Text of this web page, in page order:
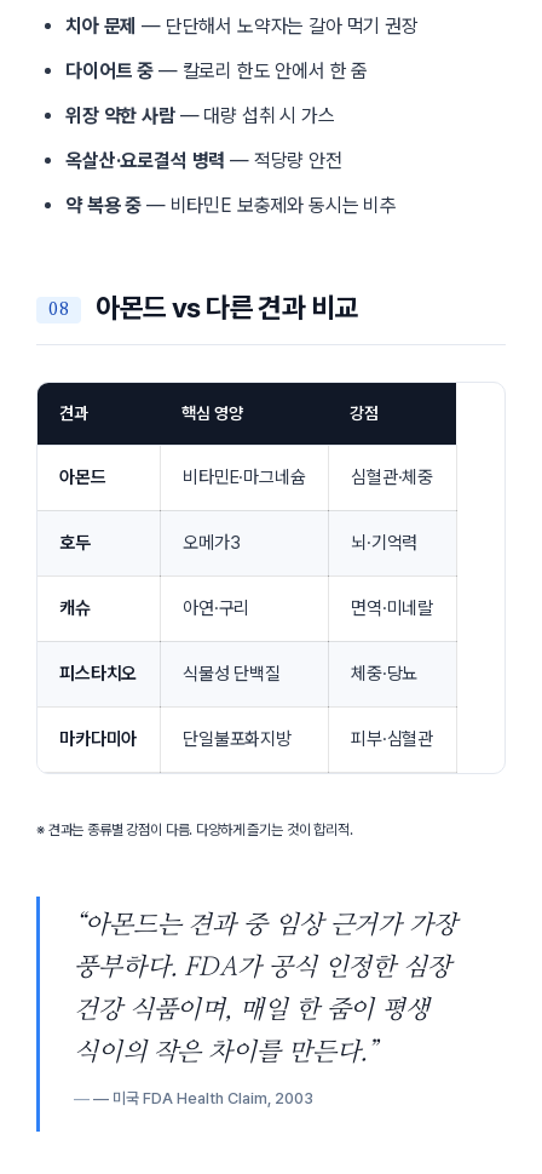
치아 문제 — 단단해서 노약자는 갈아 먹기 권장
다이어트 중 — 칼로리 한도 안에서 한 줌
위장 약한 사람— 대량 섭취 시 가스
옥살산·요로결석 병력 — 적당량 안전
약 복용 중 — 비타민E 보충제와 동시는 비추
아몬드 vs 다른 견과 비교
견과 핵심 영양 강점
아몬드 비타민E·마그네슘 심혈관·체중
호두 오메가3 뇌·기억력
캐슈 아연·구리 면역·미네랄
피스타치오 식물성 단백질 체중·당뇨
마카다미아 단일불포화지방 피부·심혈관
※ 견과는 종류별 강점이 다름. 다양하게 즐기는 것이 합리적.
“아몬드는 견과 중 임상 근거가 가장
풍부하다. FDA가 공식 인정한 심장
건강 식품이며, 매일 한 줌이 평생
식이의 작은 차이를 만든다.”
— 미국 FDA Health Claim, 2003